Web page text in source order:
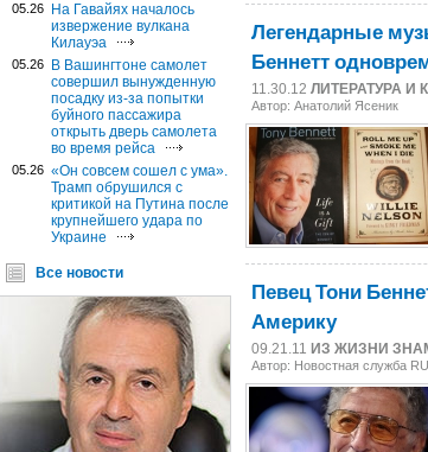
05.26
На Гавайях началось
извержение вулкана
Килауэа
05.26
В Вашингтоне самолет
совершил вынужденную
посадку из-за попытки
буйного пассажира
открыть дверь самолета
во время рейса
05.26 «Он совсем сошел с ума».
Трамп обрушился с
критикой на Путина после
крупнейшего удара по
Украине
Все новости
Легендарные
Беннетт
11.30.12 ЛИТЕРАТУРА И
Автор: Анатолий Ясеник
Певец Тони
Америку
09.21.11 ИЗ ЖИЗНИ
Автор: Новостная служба